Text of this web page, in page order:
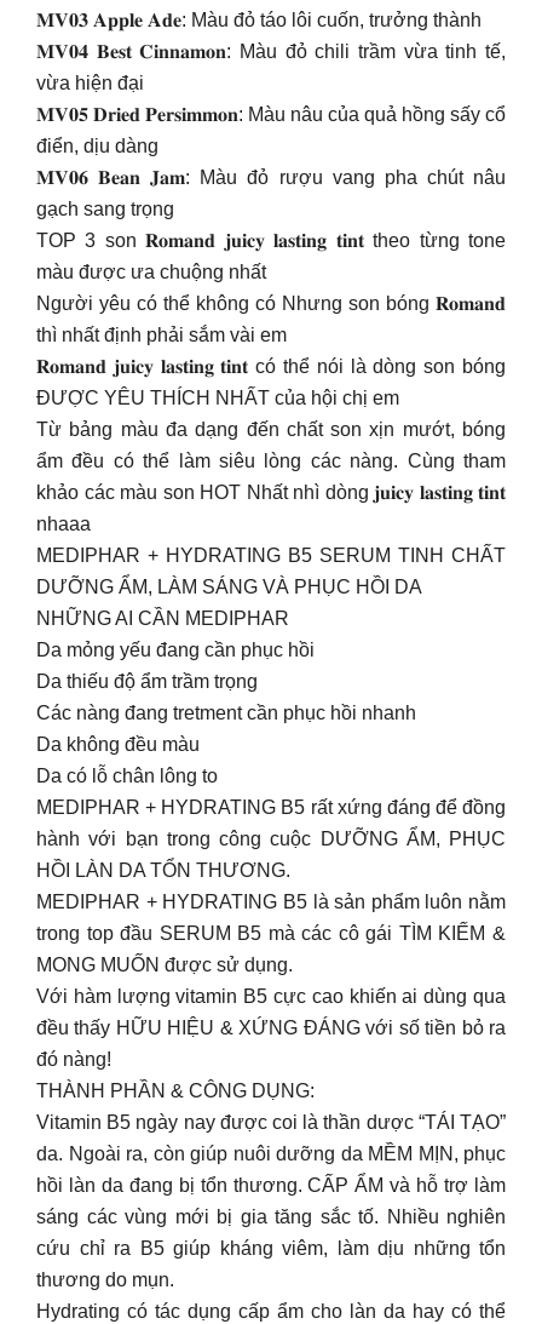
𝐌𝐕𝟎𝟑 𝐀𝐩𝐩𝐥𝐞 𝐀𝐝𝐞: Màu đỏ táo lôi cuốn, trưởng thành
𝐌𝐕𝟎𝟒 𝐁𝐞𝐬𝐭 𝐂𝐢𝐧𝐧𝐚𝐦𝐨𝐧: Màu đỏ chili trầm vừa tinh tế,
vừa hiện đại
𝐌𝐕𝟎𝟓 𝐃𝐫𝐢𝐞𝐝 𝐏𝐞𝐫𝐬𝐢𝐦𝐦𝐨𝐧: Màu nâu của quả hồng sấy cổ
điển, dịu dàng
𝐌𝐕𝟎𝟔 𝐁𝐞𝐚𝐧 𝐉𝐚𝐦: Màu đỏ rượu vang pha chút nâu
gạch sang trọng
TOP 3 son 𝐑𝐨𝐦𝐚𝐧𝐝 𝐣𝐮𝐢𝐜𝐲 𝐥𝐚𝐬𝐭𝐢𝐧𝐠 𝐭𝐢𝐧𝐭 theo từng tone
màu được ưa chuộng nhất
Người yêu có thể không có Nhưng son bóng 𝐑𝐨𝐦𝐚𝐧𝐝
thì nhất định phải sắm vài em
𝐑𝐨𝐦𝐚𝐧𝐝 𝐣𝐮𝐢𝐜𝐲 𝐥𝐚𝐬𝐭𝐢𝐧𝐠 𝐭𝐢𝐧𝐭 có thể nói là dòng son bóng
ĐƯỢC YÊU THÍCH NHẤT của hội chị em
Từ bảng màu đa dạng đến chất son xịn mướt, bóng
ẩm đều có thể làm siêu lòng các nàng. Cùng tham
khảo các màu son HOT Nhất nhì dòng 𝐣𝐮𝐢𝐜𝐲 𝐥𝐚𝐬𝐭𝐢𝐧𝐠 𝐭𝐢𝐧𝐭
nhaaa
MEDIPHAR + HYDRATING B5 SERUM TINH CHẤT
DƯỠNG ẨM, LÀM SÁNG VÀ PHỤC HỒI DA
NHỮNG AI CẦN MEDIPHAR
Da mỏng yếu đang cần phục hồi
Da thiếu độ ẩm trầm trọng
Các nàng đang tretment cần phục hồi nhanh
Da không đều màu
Da có lỗ chân lông to
MEDIPHAR + HYDRATING B5 rất xứng đáng để đồng
hành với bạn trong công cuộc DƯỠNG ẨM, PHỤC
HỒI LÀN DA TỔN THƯƠNG.
MEDIPHAR + HYDRATING B5 là sản phẩm luôn nằm
trong top đầu SERUM B5 mà các cô gái TÌM KIẾM &
MONG MUỐN được sử dụng.
Với hàm lượng vitamin B5 cực cao khiến ai dùng qua
đều thấy HỮU HIỆU & XỨNG ĐÁNG với số tiền bỏ ra
đó nàng!
THÀNH PHẦN & CÔNG DỤNG:
Vitamin B5 ngày nay được coi là thần dược “TÁI TẠO”
da. Ngoài ra, còn giúp nuôi dưỡng da MỀM MỊN, phục
hồi làn da đang bị tổn thương. CẤP ẨM và hỗ trợ làm
sáng các vùng mới bị gia tăng sắc tố. Nhiều nghiên
cứu chỉ ra B5 giúp kháng viêm, làm dịu những tổn
thương do mụn.
Hydrating có tác dụng cấp ẩm cho làn da hay có thể